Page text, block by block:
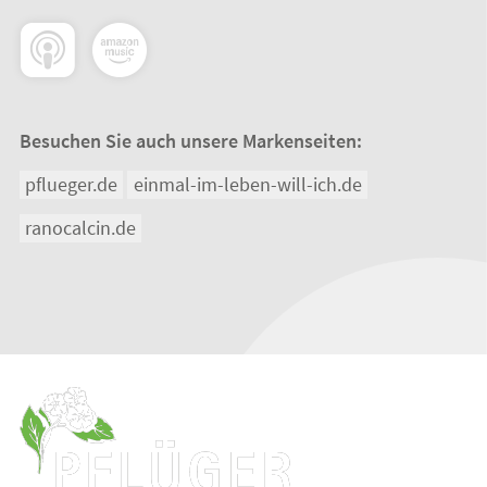
Besuchen Sie auch unsere Markenseiten:
pflueger.de
einmal-im-leben-will-ich.de
ranocalcin.de